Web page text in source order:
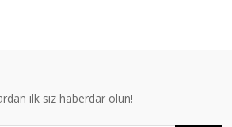
ilk siz haberdar olun!